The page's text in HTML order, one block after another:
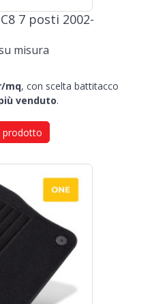
7 posti 2002-
misura
mq, con scelta battitacco
venduto.
prodotto